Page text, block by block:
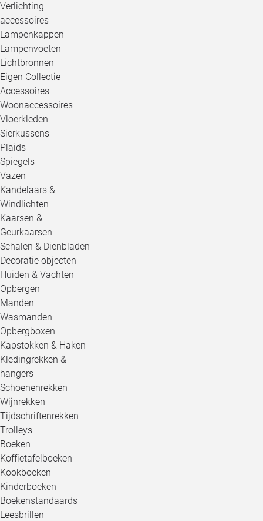
Verlichting
accessoires
Lampenkappen
Lampenvoeten
Lichtbronnen
Eigen Collectie
Accessoires
Woonaccessoires
Vloerkleden
Sierkussens
Plaids
Spiegels
Vazen
Kandelaars &
Windlichten
Kaarsen &
Geurkaarsen
Schalen & Dienbladen
Decoratie objecten
Huiden & Vachten
Opbergen
Manden
Wasmanden
Opbergboxen
Kapstokken & Haken
Kledingrekken & -
hangers
Schoenenrekken
Wijnrekken
Tijdschriftenrekken
Trolleys
Boeken
Koffietafelboeken
Kookboeken
Kinderboeken
Boekenstandaards
Leesbrillen